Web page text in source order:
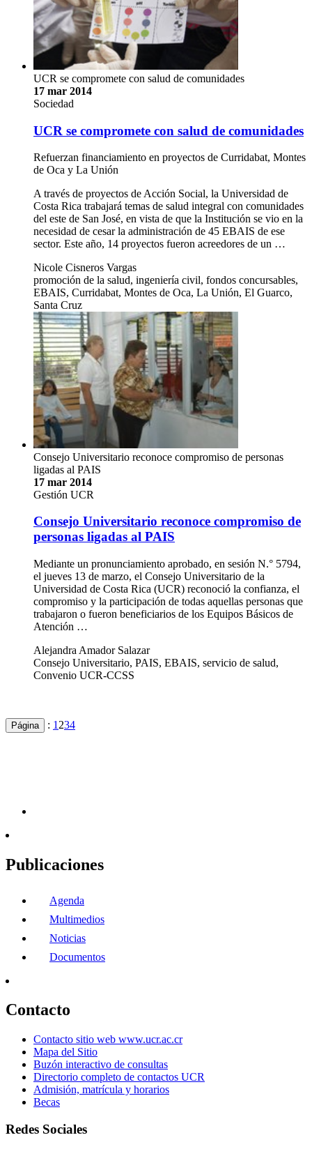
UCR se compromete con salud de comunidades
17 mar 2014
Sociedad
UCR se compromete con salud de comunidades
Refuerzan financiamiento en proyectos de Curridabat, Montes
de Oca y La Unión
A través de proyectos de Acción Social, la Universidad de
Costa Rica trabajará temas de salud integral con comunidades
del este de San José, en vista de que la Institución se vio en la
necesidad de cesar la administración de 45 EBAIS de ese
sector. Este año, 14 proyectos fueron acreedores de un …
Nicole Cisneros Vargas
promoción de la salud, ingeniería civil, fondos concursables,
EBAIS, Curridabat, Montes de Oca, La Unión, El Guarco,
Santa Cruz
Consejo Universitario reconoce compromiso de personas
ligadas al PAIS
17 mar 2014
Gestión UCR
Consejo Universitario reconoce compromiso de
personas ligadas al PAIS
Mediante un pronunciamiento aprobado, en sesión N.° 5794,
el jueves 13 de marzo, el Consejo Universitario de la
Universidad de Costa Rica (UCR) reconoció la confianza, el
compromiso y la participación de todas aquellas personas que
trabajaron o fueron beneficiarios de los Equipos Básicos de
Atención …
Alejandra Amador Salazar
Consejo Universitario, PAIS, EBAIS, servicio de salud,
Convenio UCR-CCSS
Página : 1 234
Publicaciones
Agenda
Multimedios
Noticias
Documentos
Contacto
Contacto sitio web www.ucr.ac.cr
Mapa del Sitio
Buzón interactivo de consultas
Directorio completo de contactos UCR
Admisión, matrícula y horarios
Becas
Redes Sociales